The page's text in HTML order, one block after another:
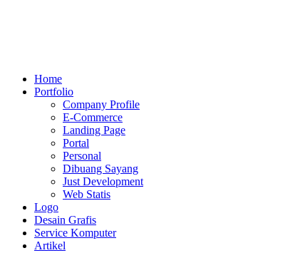
Home
Portfolio
Company Profile
E-Commerce
Landing Page
Portal
Personal
Dibuang Sayang
Just Development
Web Statis
Logo
Desain Grafis
Service Komputer
Artikel